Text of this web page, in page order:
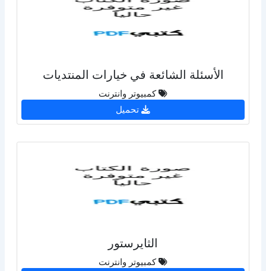
الأسئلة الشائعة في خيارات المنتديات
كمبيوتر وانترنت
تحميل
الثايرستور
كمبيوتر وانترنت